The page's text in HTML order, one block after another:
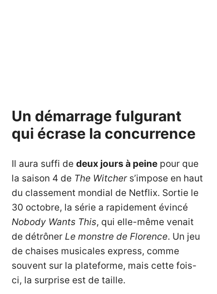
Un démarrage fulgurant
qui écrase la concurrence
Il aura suffi de deux jours à peine pour que
la saison 4 de The Witchers’impose en haut
du classement mondial de Netflix. Sortie le
30 octobre, la série a rapidement évincé
Nobody Wants This, qui elle-même venait
de détrôner Le monstre de Florence. Un jeu
de chaises musicales express, comme
souvent sur la plateforme, mais cette fois-
ci, la surprise est de taille.